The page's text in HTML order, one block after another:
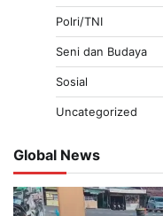
Polri/TNI
Seni dan Budaya
Sosial
Uncategorized
Global News